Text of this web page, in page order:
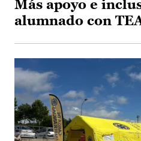
Más apoyo e
alumnado con